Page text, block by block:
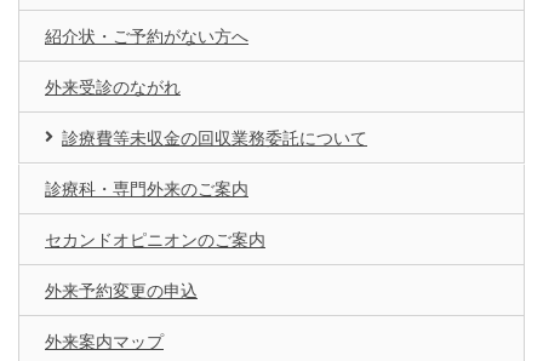
紹介状・ご予約がない方へ
外来受診のながれ
診療費等未収金の回収業務委託について
診療科・専門外来のご案内
セカンドオピニオンのご案内
外来予約変更の申込
外来案内マップ